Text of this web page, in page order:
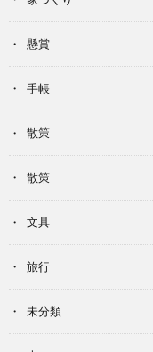
懸賞
手帳
散策
散策
文具
旅行
未分類